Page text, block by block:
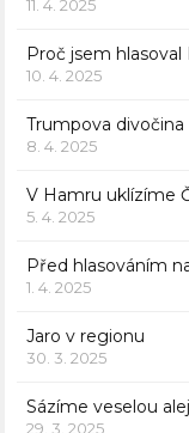
11. 4. 2025
Proč jsem
10. 4. 2025
Trumpova divočina
8. 4. 2025
V Hamru uklízíme
5. 4. 2025
Před hlasováním
1. 4. 2025
Jaro v regionu
30. 3. 2025
Sázíme veselou
29. 3. 2025